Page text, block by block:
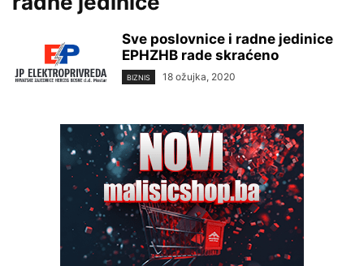
Sve poslovnice i radne jedinice
EPHZHB rade skraćeno
BIZNIS 18 ožujka, 2020